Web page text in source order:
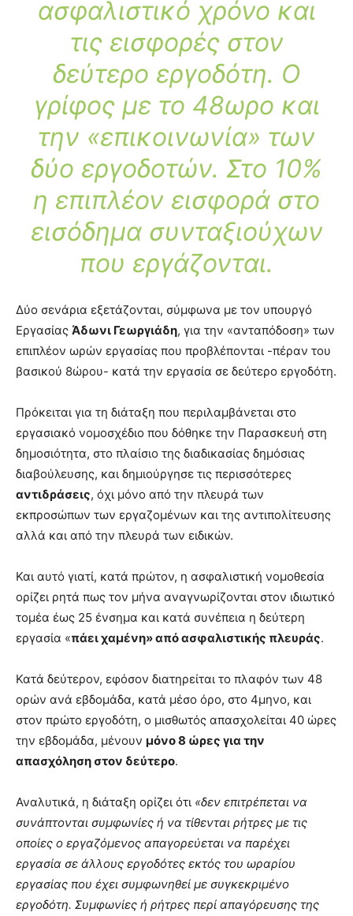
ασφαλιστικό χρόνο και
τις εισφορές στον
δεύτερο εργοδότη. Ο
γρίφος με το 48ωρο και
την «επικοινωνία» των
δύο εργοδοτών. Στο 10%
η επιπλέον εισφορά στο
εισόδημα συνταξιούχων
που εργάζονται.
Δύο σενάρια εξετάζονται, σύμφωνα με τον υπουργό
Εργασίας Άδωνι Γεωργιάδη, για την «ανταπόδοση» των
επιπλέον ωρών εργασίας που προβλέπονται -πέραν του
βασικού 8ώρου- κατά την εργασία σε δεύτερο εργοδότη.
Πρόκειται για τη διάταξη που περιλαμβάνεται στο
εργασιακό νομοσχέδιο που δόθηκε την Παρασκευή στη
δημοσιότητα, στο πλαίσιο της διαδικασίας δημόσιας
διαβούλευσης, και δημιούργησε τις περισσότερες
αντιδράσεις, όχι μόνο από την πλευρά των
εκπροσώπων των εργαζομένων και της αντιπολίτευσης
αλλά και από την πλευρά των ειδικών.
Και αυτό γιατί, κατά πρώτον, η ασφαλιστική νομοθεσία
ορίζει ρητά πως τον μήνα αναγνωρίζονται στον ιδιωτικό
τομέα έως 25 ένσημα και κατά συνέπεια η δεύτερη
εργασία «πάει χαμένη» από ασφαλιστικής πλευράς.
Κατά δεύτερον, εφόσον διατηρείται το πλαφόν των 48
ορών ανά εβδομάδα, κατά μέσο όρο, στο 4μηνο, και
στον πρώτο εργοδότη, ο μισθωτός απασχολείται 40 ώρες
την εβδομάδα, μένουν μόνο 8 ώρες για την
απασχόληση στον δεύτερο.
Αναλυτικά, η διάταξη ορίζει ότι «δεν επιτρέπεται να
συνάπτονται συμφωνίες ή να τίθενται ρήτρες με τις
οποίες ο εργαζόμενος απαγορεύεται να παρέχει
εργασία σε άλλους εργοδότες εκτός του ωραρίου
εργασίας που έχει συμφωνηθεί με συγκεκριμένο
εργοδότη. Συμφωνίες ή ρήτρες περί απαγόρευσης της